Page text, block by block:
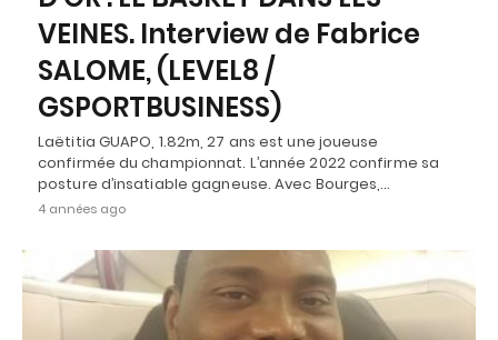
VEINES. Interview de Fabrice
SALOME, (LEVEL8 /
GSPORTBUSINESS)
Laëtitia GUAPO, 1.82m, 27 ans est une joueuse
confirmée du championnat. L’année 2022 confirme sa
posture d’insatiable gagneuse. Avec Bourges,…
4 années ago